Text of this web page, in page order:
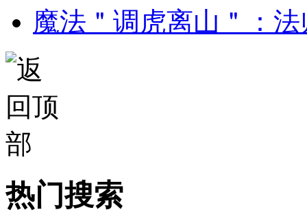
魔法＂调虎离山＂：
热门搜索